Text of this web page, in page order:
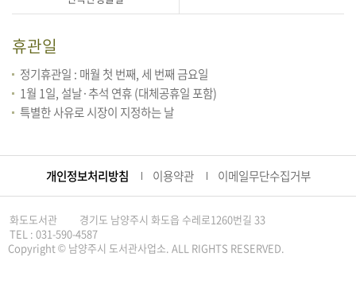
휴관일
정기휴관일 : 매월 첫 번째, 세 번째 금요일
1월 1일, 설날·추석 연휴 (대체공휴일 포함)
특별한 사유로 시장이 지정하는 날
개인정보처리방침 이용약관 이메일무단수집거부
화도도서관
경기도 남양주시 화도읍 수레로1260번길 33
TEL : 031-590-4587
Copyright © 남양주시 도서관사업소. ALL RIGHTS RESERVED.